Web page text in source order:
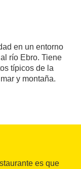
en un entorno
río Ebro. Tiene
típicos de la
y montaña.
es que